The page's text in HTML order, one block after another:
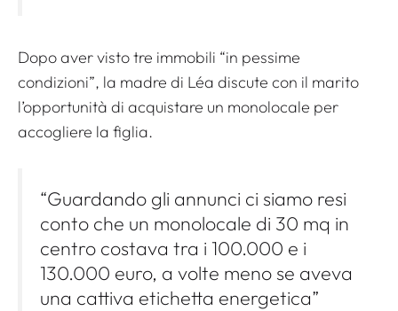
Dopo aver visto tre immobili “in pessime
condizioni”, la madre di Léa discute con il marito
l’opportunità di acquistare un monolocale per
accogliere la figlia.
“Guardando gli annunci ci siamo resi
conto che un monolocale di 30 mq in
centro costava tra i 100.000 e i
130.000 euro, a volte meno se aveva
una cattiva etichetta energetica”